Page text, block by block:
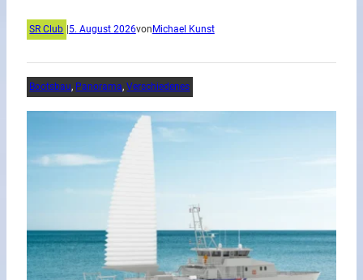
SR Club 5. August 2026von Michael Kunst
Bootsbau, Panorama, Verschiedenes